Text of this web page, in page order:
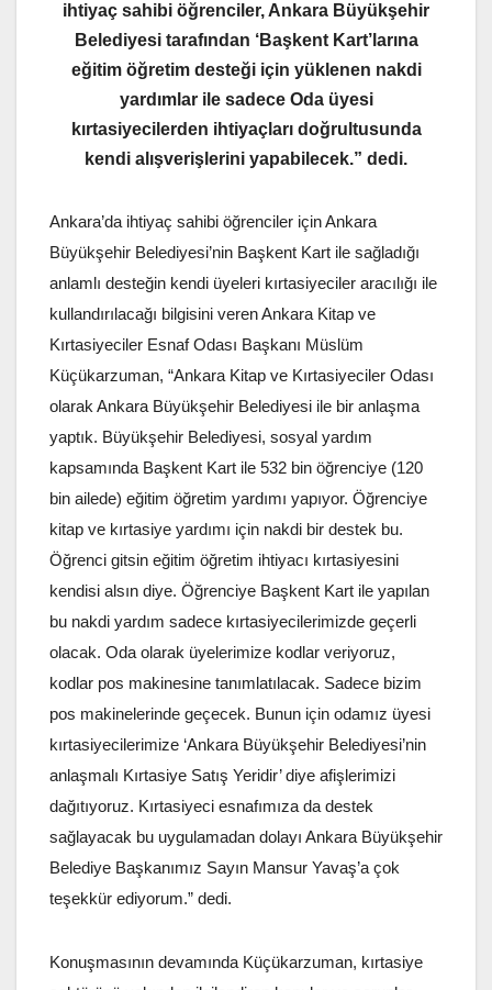
ihtiyaç sahibi öğrenciler, Ankara Büyükşehir
Belediyesi tarafından ‘Başkent Kart’larına
eğitim öğretim desteği için yüklenen nakdi
yardımlar ile sadece Oda üyesi
kırtasiyecilerden ihtiyaçları doğrultusunda
kendi alışverişlerini yapabilecek.” dedi.
Ankara’da ihtiyaç sahibi öğrenciler için Ankara
Büyükşehir Belediyesi’nin Başkent Kart ile sağladığı
anlamlı desteğin kendi üyeleri kırtasiyeciler aracılığı ile
kullandırılacağı bilgisini veren Ankara Kitap ve
Kırtasiyeciler Esnaf Odası Başkanı Müslüm
Küçükarzuman, “Ankara Kitap ve Kırtasiyeciler Odası
olarak Ankara Büyükşehir Belediyesi ile bir anlaşma
yaptık. Büyükşehir Belediyesi, sosyal yardım
kapsamında Başkent Kart ile 532 bin öğrenciye (120
bin ailede) eğitim öğretim yardımı yapıyor. Öğrenciye
kitap ve kırtasiye yardımı için nakdi bir destek bu.
Öğrenci gitsin eğitim öğretim ihtiyacı kırtasiyesini
kendisi alsın diye. Öğrenciye Başkent Kart ile yapılan
bu nakdi yardım sadece kırtasiyecilerimizde geçerli
olacak. Oda olarak üyelerimize kodlar veriyoruz,
kodlar pos makinesine tanımlatılacak. Sadece bizim
pos makinelerinde geçecek. Bunun için odamız üyesi
kırtasiyecilerimize ‘Ankara Büyükşehir Belediyesi’nin
anlaşmalı Kırtasiye Satış Yeridir’ diye afişlerimizi
dağıtıyoruz. Kırtasiyeci esnafımıza da destek
sağlayacak bu uygulamadan dolayı Ankara Büyükşehir
Belediye Başkanımız Sayın Mansur Yavaş’a çok
teşekkür ediyorum.” dedi.
Konuşmasının devamında Küçükarzuman, kırtasiye